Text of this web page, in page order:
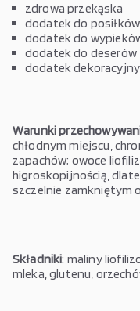
zdrowa przekąska
dodatek do posiłków
dodatek do
dodatek do deserów
dodatek
Warunki
chłodnym miejscu,
zapachów; owoce
higroskopijnością,
szczelnie zamkniętym
Składniki: maliny
mleka, glutenu,